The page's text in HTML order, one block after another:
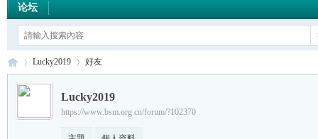
论坛
›
Lucky2019 好友
Lucky2019
https://www.bsm.org.cn/forum/?102370